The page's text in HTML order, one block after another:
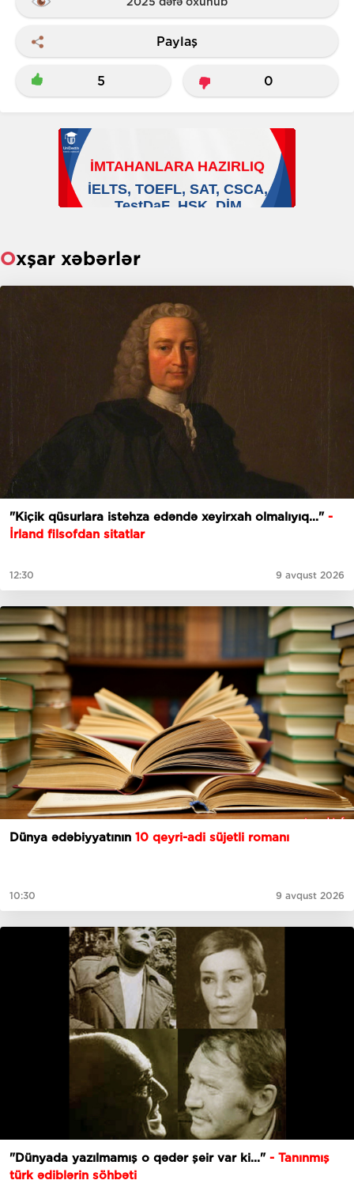
Paylaş
5 0
Oxşar xəbərlər
"Kiçik qüsurlara istehza edəndə xeyirxah olmalıyıq..."-
İrland filsofdan sitatlar
12:30 9 avqust 2026
Dünya ədəbiyyatının 10 qeyri-adi süjetli romanı
10:30 9 avqust 2026
"Dünyada yazılmamış o qədər şeir var ki..." - Tanınmış
türk ədiblərin söhbəti